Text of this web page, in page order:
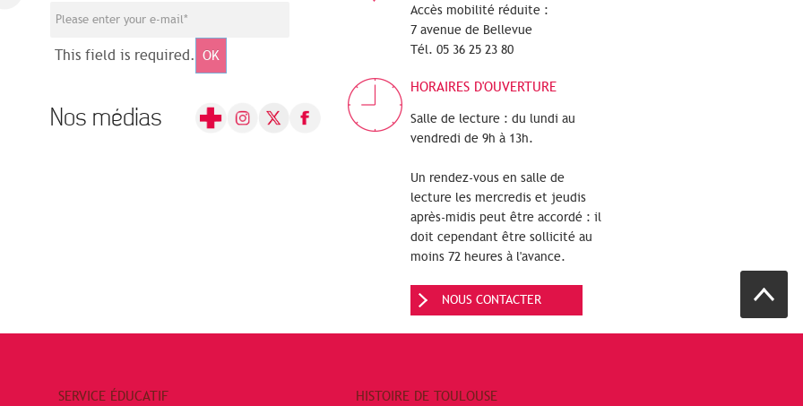
This field is required. OK
Nos médias
Accès mobilité réduite :
7 avenue de Bellevue
Tél. 05 36 25 23 80
HORAIRES D'OUVERTURE
Salle de lecture : du lundi au
vendredi de 9h à 13h.
Un rendez-vous en salle de
lecture les mercredis et jeudis
après-midis peut être accordé : il
doit cependant être sollicité au
moins 72 heures à l'avance.
NOUS CONTACTER
SERVICE ÉDUCATIF HISTOIRE DE TOULOUSE